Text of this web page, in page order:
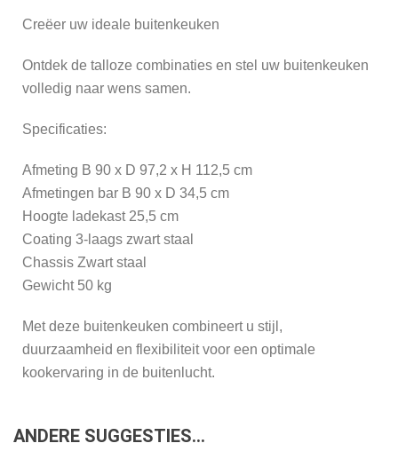
Creëer uw ideale buitenkeuken
Ontdek de talloze combinaties en stel uw buitenkeuken
volledig naar wens samen.
Specificaties:
Afmeting B 90 x D 97,2 x H 112,5 cm
Afmetingen bar B 90 x D 34,5 cm
Hoogte ladekast 25,5 cm
Coating 3-laags zwart staal
Chassis Zwart staal
Gewicht 50 kg
Met deze buitenkeuken combineert u stijl,
duurzaamheid en flexibiliteit voor een optimale
kookervaring in de buitenlucht.
ANDERE SUGGESTIES…